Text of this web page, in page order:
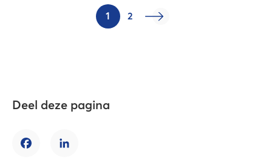
1 2
Deel deze pagina
FacebookLinkedIn